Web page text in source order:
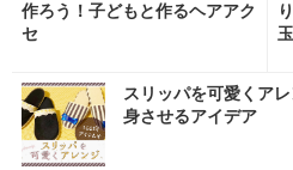
作ろう！子どもと作るヘアアク
セ
スリッパを可愛くア
身させるアイデア